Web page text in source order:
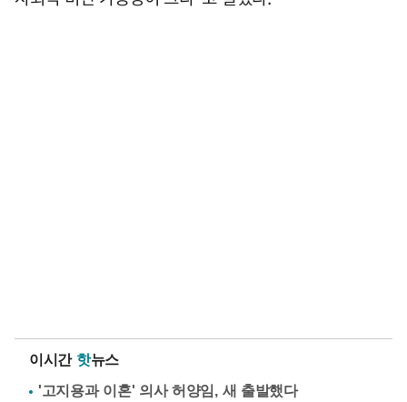
이시간 핫뉴스
'고지용과 이혼' 의사 허양임, 새 출발했다